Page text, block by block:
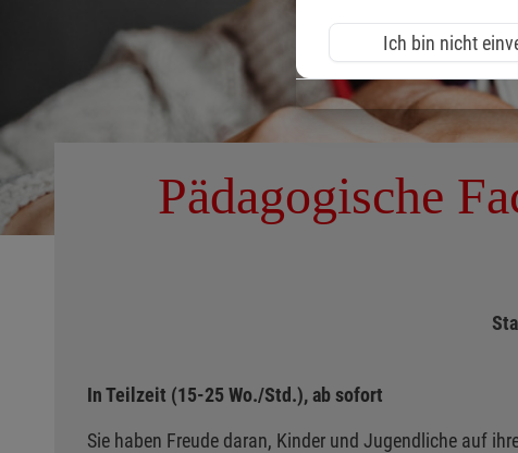
Pädagogische
In Teilzeit (15-25 Wo./Std.), ab sofort
Sie haben Freude daran, Kinder und Jugendliche auf
Ich bin nicht